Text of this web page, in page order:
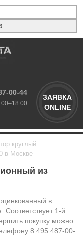
00-44
ЗАЯВКА
ONLINE
круглый
в Москве
из
в
Соответствует 1-й
покупку можно
8 495 487-00-